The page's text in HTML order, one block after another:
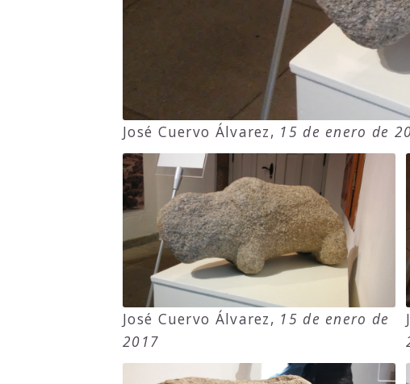
José Cuervo Álvarez, 15 de enero de
José Cuervo Álvarez, 15 de enero de
2017